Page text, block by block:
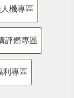
機專區
評鑑專區
利專區